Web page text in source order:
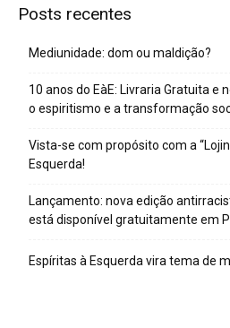
Posts recentes
Mediunidade: dom ou maldição?
10 anos do EàE: Livraria Gratuita e
o espiritismo e a transformação
Vista-se com propósito com a
Esquerda!
Lançamento: nova edição
está disponível gratuitamente em
Espíritas à Esquerda vira tema de